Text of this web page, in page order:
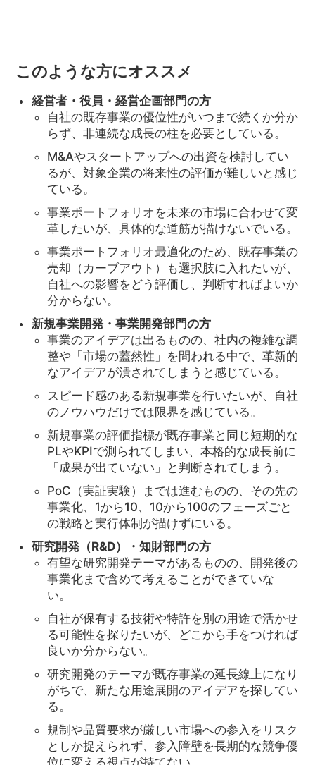
このような方にオススメ
経営者・役員・経営企画部門の方
自社の既存事業の優位性がいつまで続くか分か
らず、非連続な成長の柱を必要としている。
M&Aやスタートアップへの出資を検討してい
るが、対象企業の将来性の評価が難しいと感じ
ている。
事業ポートフォリオを未来の市場に合わせて変
革したいが、具体的な道筋が描けないでいる。
事業ポートフォリオ最適化のため、既存事業の
売却（カーブアウト）も選択肢に入れたいが、
自社への影響をどう評価し、判断すればよいか
分からない。
新規事業開発・事業開発部門の方
事業のアイデアは出るものの、社内の複雑な調
整や「市場の蓋然性」を問われる中で、革新的
なアイデアが潰されてしまうと感じている。
スピード感のある新規事業を行いたいが、自社
のノウハウだけでは限界を感じている。
新規事業の評価指標が既存事業と同じ短期的な
PLやKPIで測られてしまい、本格的な成長前に
「成果が出ていない」と判断されてしまう。
PoC（実証実験）までは進むものの、その先の
事業化、1から10、10から100のフェーズごと
の戦略と実行体制が描けずにいる。
研究開発（R&D）・知財部門の方
有望な研究開発テーマがあるものの、開発後の
事業化まで含めて考えることができていな
い。
自社が保有する技術や特許を別の用途で活かせ
る可能性を探りたいが、どこから手をつければ
良いか分からない。
研究開発のテーマが既存事業の延長線上になり
がちで、新たな用途展開のアイデアを探してい
る。
規制や品質要求が厳しい市場への参入をリスク
としか捉えられず、参入障壁を長期的な競争優